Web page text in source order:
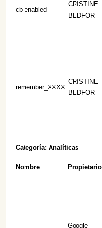
cb-enabled
CRISTINE
BEDFOR
remember_XXXX
CRISTINE
BEDFOR
Categoría: Analíticas
Nombre Propietario
Google